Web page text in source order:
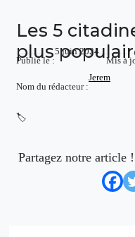
Les 5
plus
Publié le :
5 juin 2024
Mis à
Nom du rédacteur :
Jerem
🏷️
Partagez notre article !